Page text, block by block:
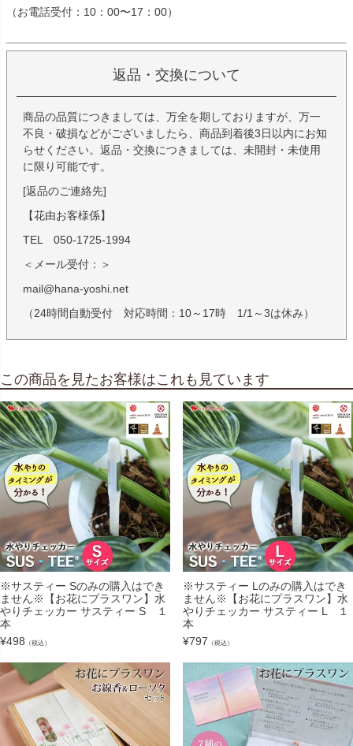
（お電話受付：10：00〜17：00）
返品・交換について
商品の品質につきましては、万全を期しておりますが、万一
不良・破損などがございましたら、商品到着後3日以内にお知
らせください。返品・交換につきましては、未開封・未使用
に限り可能です。
[返品のご連絡先]
【花由お客様係】
TEL 050-1725-1994
＜メール受付：＞
mail@hana-yoshi.net
（24時間自動受付 対応時間：10～17時 1/1～3は休み）
この商品を見たお客様はこれも見ています
※サスティー Sのみの購入はでき
ません※【お花にプラスワン】水
やりチェッカー サスティー S １
本
¥498 （税込）
※サスティー Lのみの購入はでき
ません※【お花にプラスワン】水
やりチェッカー サスティー L １
本
¥797 （税込）